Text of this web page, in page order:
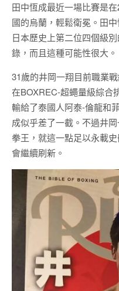
田中恆成最近一場比賽是
國的烏蘭，輕鬆衛冕。田
日本歷史上第二位四個級
錄，而且這種可能性很大。
31歲的井岡一翔目前職業
在BOXREC-超蠅量級綜合
輸給了泰國人阿泰-倫龍和
成似乎差了一截。不過井
拳王，就這一點足以永載
會繼續刷新。